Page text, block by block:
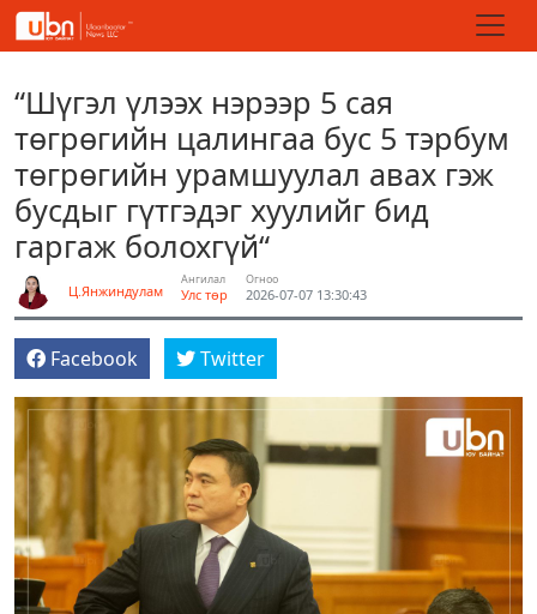
“Шүгэл үлээх нэрээр 5 сая
төгрөгийн цалингаа бус 5 тэрбум
төгрөгийн урамшуулал авах гэж
бусдыг гүтгэдэг хуулийг бид
гаргаж болохгүй“
Ц.Янжиндулам
Ангилал
Улс төр
Огноо
2026-07-07 13:30:43
Facebook Twitter